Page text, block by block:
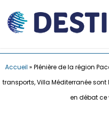
Accueil » Plénière de la région
transports, Villa Méditerranée
en débat